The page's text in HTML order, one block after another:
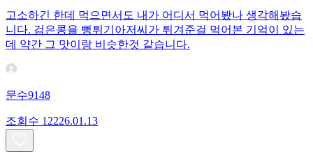
고소하긴 한데 먹으면서도 내가 어디서 먹어봤나 생각해봤습
니다. 검은콩을 뻥튀기아저씨가 튀겨준걸 먹어본 기억이 있는
데 약간 그 맛이랑 비슷한것 같습니다.
문수9148
조회수 12226.01.13